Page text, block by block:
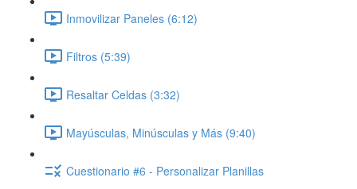
Inmovilizar Paneles (6:12)
Filtros (5:39)
Resaltar Celdas (3:32)
Mayúsculas, Minúsculas y Más (9:40)
Cuestionario #6 - Personalizar Planillas